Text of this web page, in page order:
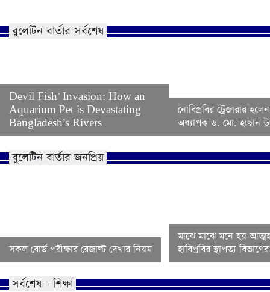
বুলেটিন বার্তার সর্বশেষ
Devil Fish’ Invasion: How an
Aquarium Pet is Devastating
Bangladesh’s Rivers
নোবিপ্রবির ট্রেজারার
অধ্যাপক ড. মো. হাছান
বুলেটিন বার্তার জনপ্রিয়
সকল বোর্ড পরীক্ষার রেজাল্ট দেখার নিয়ম
মাঝে মাঝে মনে হয়
হাবিপ্রবির স্থাপত্য
সর্বশেষ - শিক্ষা